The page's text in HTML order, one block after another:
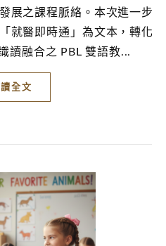
展之課程脈絡。本次進一步
就醫即時通」為文本，轉化
讀融合之 PBL 雙語教...
全文